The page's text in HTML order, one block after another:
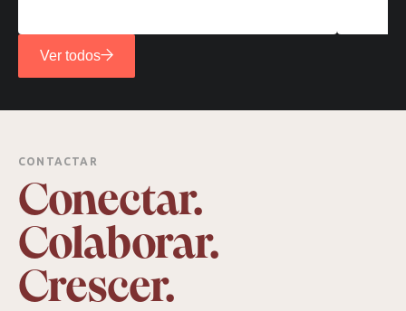
Ver todos
CONTACTAR
Conectar.
Colaborar.
Crescer.